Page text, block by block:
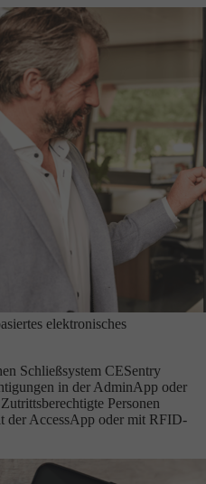
elektronisches
Schließsystem CESentry
in der AdminApp oder
Personen
der AccessApp oder mit RFID-